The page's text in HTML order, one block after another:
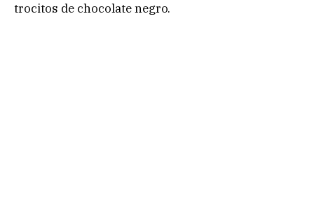
trocitos de chocolate negro.